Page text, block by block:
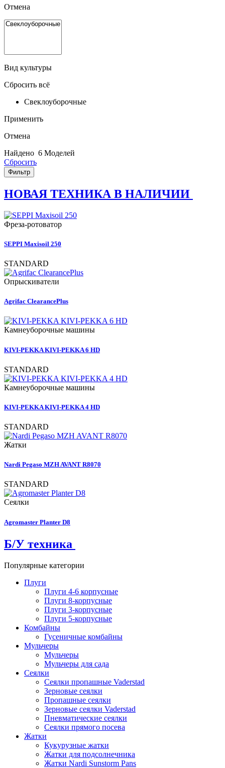
Отмена
Вид культуры
Сбросить всё
Свеклоуборочные
Применить
Отмена
Найдено 6 Моделей
Сбросить
Фильтр
НОВАЯ ТЕХНИКА В НАЛИЧИИ
Фреза-ротоватор
SEPPI Maxisoil 250
STANDARD
Опрыскиватели
Agrifac ClearancePlus
Камнеуборочные машины
KIVI-PEKKA KIVI-PEKKA 6 HD
STANDARD
Камнеуборочные машины
KIVI-PEKKA KIVI-PEKKA 4 HD
STANDARD
Жатки
Nardi Pegaso MZH AVANT R8070
STANDARD
Сеялки
Agromaster Planter D8
Б/У техника
Популярные категории
Плуги
Плуги 4-6 корпусные
Плуги 8-корпусные
Плуги 3-корпусные
Плуги 5-корпусные
Комбайны
Гусеничные комбайны
Мульчеры
Мульчеры
Мульчеры для сада
Сеялки
Сеялки пропашные Vaderstad
Зерновые сеялки
Пропашные сеялки
Зерновые сеялки Vaderstad
Пневматические сеялки
Сеялки прямого посева
Жатки
Кукурузные жатки
Жатки для подсолнечника
Жатки Nardi Sunstorm Pans